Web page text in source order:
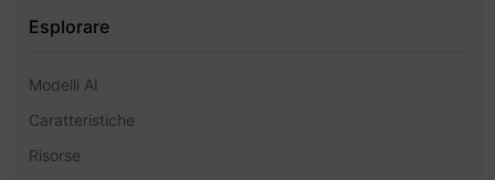
Esplorare
Modelli AI
Caratteristiche
Risorse